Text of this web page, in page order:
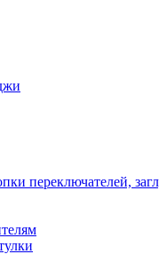
переключателей,